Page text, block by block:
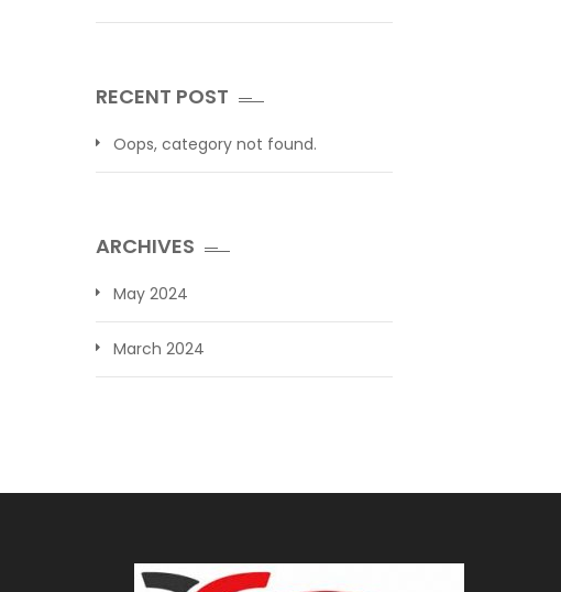
RECENT POST
Oops, category not found.
ARCHIVES
May 2024
March 2024